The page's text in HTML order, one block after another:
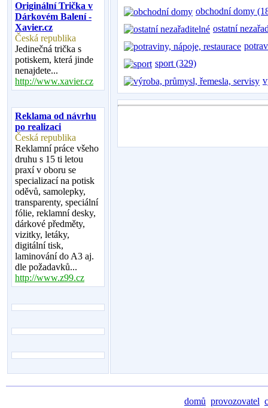
Originální Trička v
Dárkovém Balení -
Xavier.cz
Česká republika
Jedinečná trička s
potiskem, která jinde
nenajdete...
http://www.xavier.cz
Reklama od návrhu
po realizaci
Česká republika
Reklamní práce všeho
druhu s 15 ti letou
praxí v oboru se
specializací na potisk
oděvů, samolepky,
transparenty, speciální
fólie, reklamní desky,
dárkové předměty,
vizitky, letáky,
digitální tisk,
laminování do A3 aj.
dle požadavků...
http://www.z99.cz
obchodní domy
ostatní
sport (329)
domů provozovatel